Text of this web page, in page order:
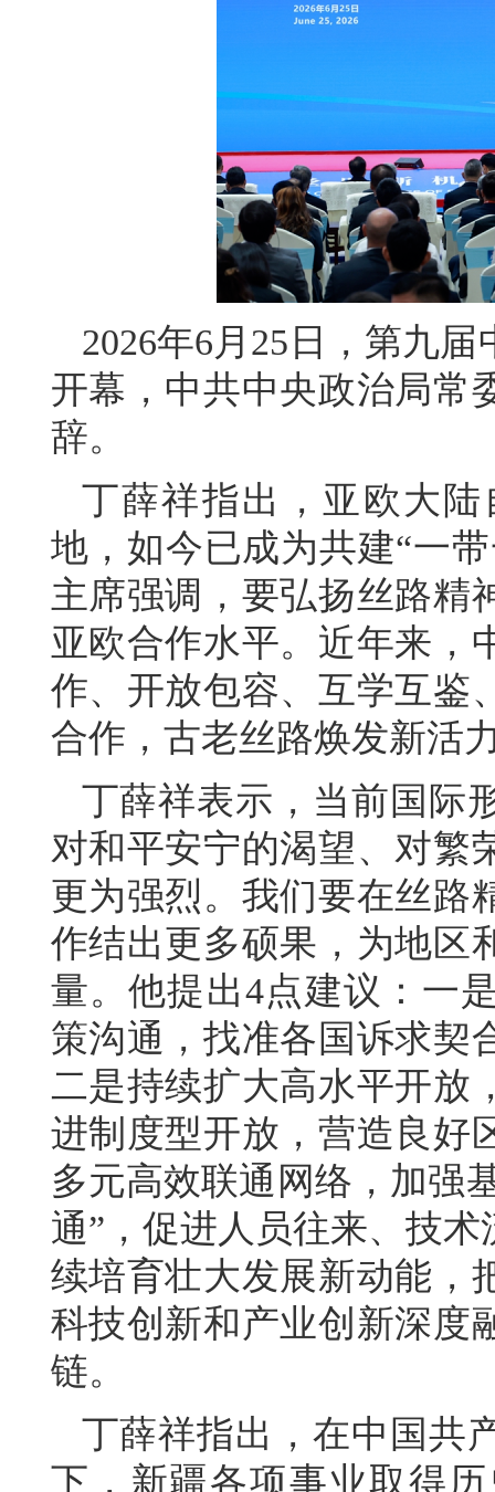
2026年6月25日，第九
开幕，中共中央政治局常
辞。
丁薛祥指出，亚欧大
地，如今已成为共建“一
主席强调，要弘扬丝路精
亚欧合作水平。近年来，
作、开放包容、互学互鉴
合作，古老丝路焕发新活
丁薛祥表示，当前国际
对和平安宁的渴望、对繁
更为强烈。我们要在丝路
作结出更多硕果，为地区
量。他提出4点建议：一
策沟通，找准各国诉求契
二是持续扩大高水平开放
进制度型开放，营造良好
多元高效联通网络，加强
通”，促进人员往来、技
续培育壮大发展新动能，
科技创新和产业创新深度
链。
丁薛祥指出，在中国共
下，新疆各项事业取得